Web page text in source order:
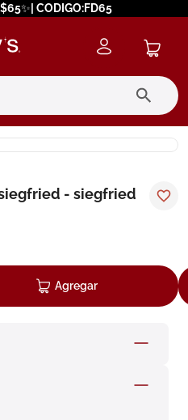
CODIGO:FD65
- siegfried
Agregar